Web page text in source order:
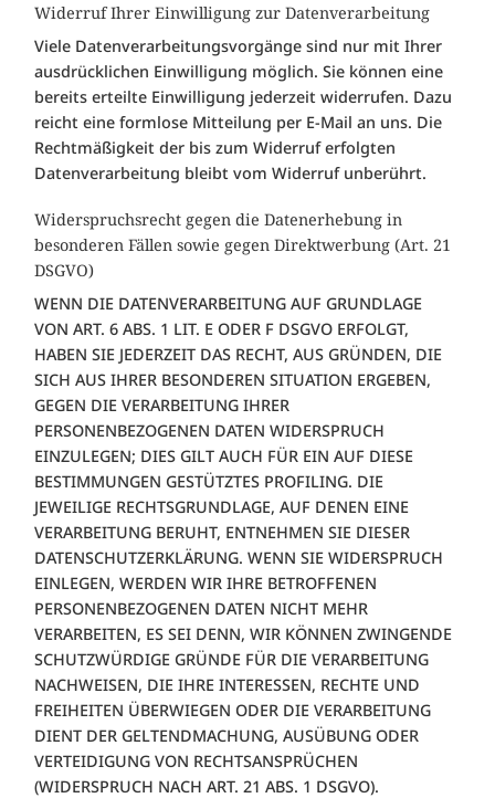
Widerruf Ihrer Einwilligung zur Datenverarbeitung
Viele Datenverarbeitungsvorgänge sind nur mit Ihrer
ausdrücklichen Einwilligung möglich. Sie können eine
bereits erteilte Einwilligung jederzeit widerrufen. Dazu
reicht eine formlose Mitteilung per E-Mail an uns. Die
Rechtmäßigkeit der bis zum Widerruf erfolgten
Datenverarbeitung bleibt vom Widerruf unberührt.
Widerspruchsrecht gegen die Datenerhebung in
besonderen Fällen sowie gegen Direktwerbung (Art. 21
DSGVO)
WENN DIE DATENVERARBEITUNG AUF GRUNDLAGE
VON ART. 6 ABS. 1 LIT. E ODER F DSGVO ERFOLGT,
HABEN SIE JEDERZEIT DAS RECHT, AUS GRÜNDEN, DIE
SICH AUS IHRER BESONDEREN SITUATION ERGEBEN,
GEGEN DIE VERARBEITUNG IHRER
PERSONENBEZOGENEN DATEN WIDERSPRUCH
EINZULEGEN; DIES GILT AUCH FÜR EIN AUF DIESE
BESTIMMUNGEN GESTÜTZTES PROFILING. DIE
JEWEILIGE RECHTSGRUNDLAGE, AUF DENEN EINE
VERARBEITUNG BERUHT, ENTNEHMEN SIE DIESER
DATENSCHUTZERKLÄRUNG. WENN SIE WIDERSPRUCH
EINLEGEN, WERDEN WIR IHRE BETROFFENEN
PERSONENBEZOGENEN DATEN NICHT MEHR
VERARBEITEN, ES SEI DENN, WIR KÖNNEN ZWINGENDE
SCHUTZWÜRDIGE GRÜNDE FÜR DIE VERARBEITUNG
NACHWEISEN, DIE IHRE INTERESSEN, RECHTE UND
FREIHEITEN ÜBERWIEGEN ODER DIE VERARBEITUNG
DIENT DER GELTENDMACHUNG, AUSÜBUNG ODER
VERTEIDIGUNG VON RECHTSANSPRÜCHEN
(WIDERSPRUCH NACH ART. 21 ABS. 1 DSGVO).